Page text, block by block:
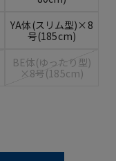
YA体(スリム型)×8
号(185cm)
BE体(ゆったり型)
×8号(185cm)